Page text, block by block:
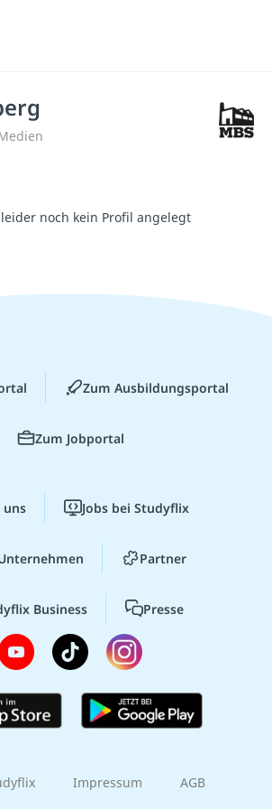
noch kein Profil angelegt
Zum Ausbildungsportal
Zum Jobportal
uns Jobs bei Studyflix
Partner
Business Presse
Impressum AGB